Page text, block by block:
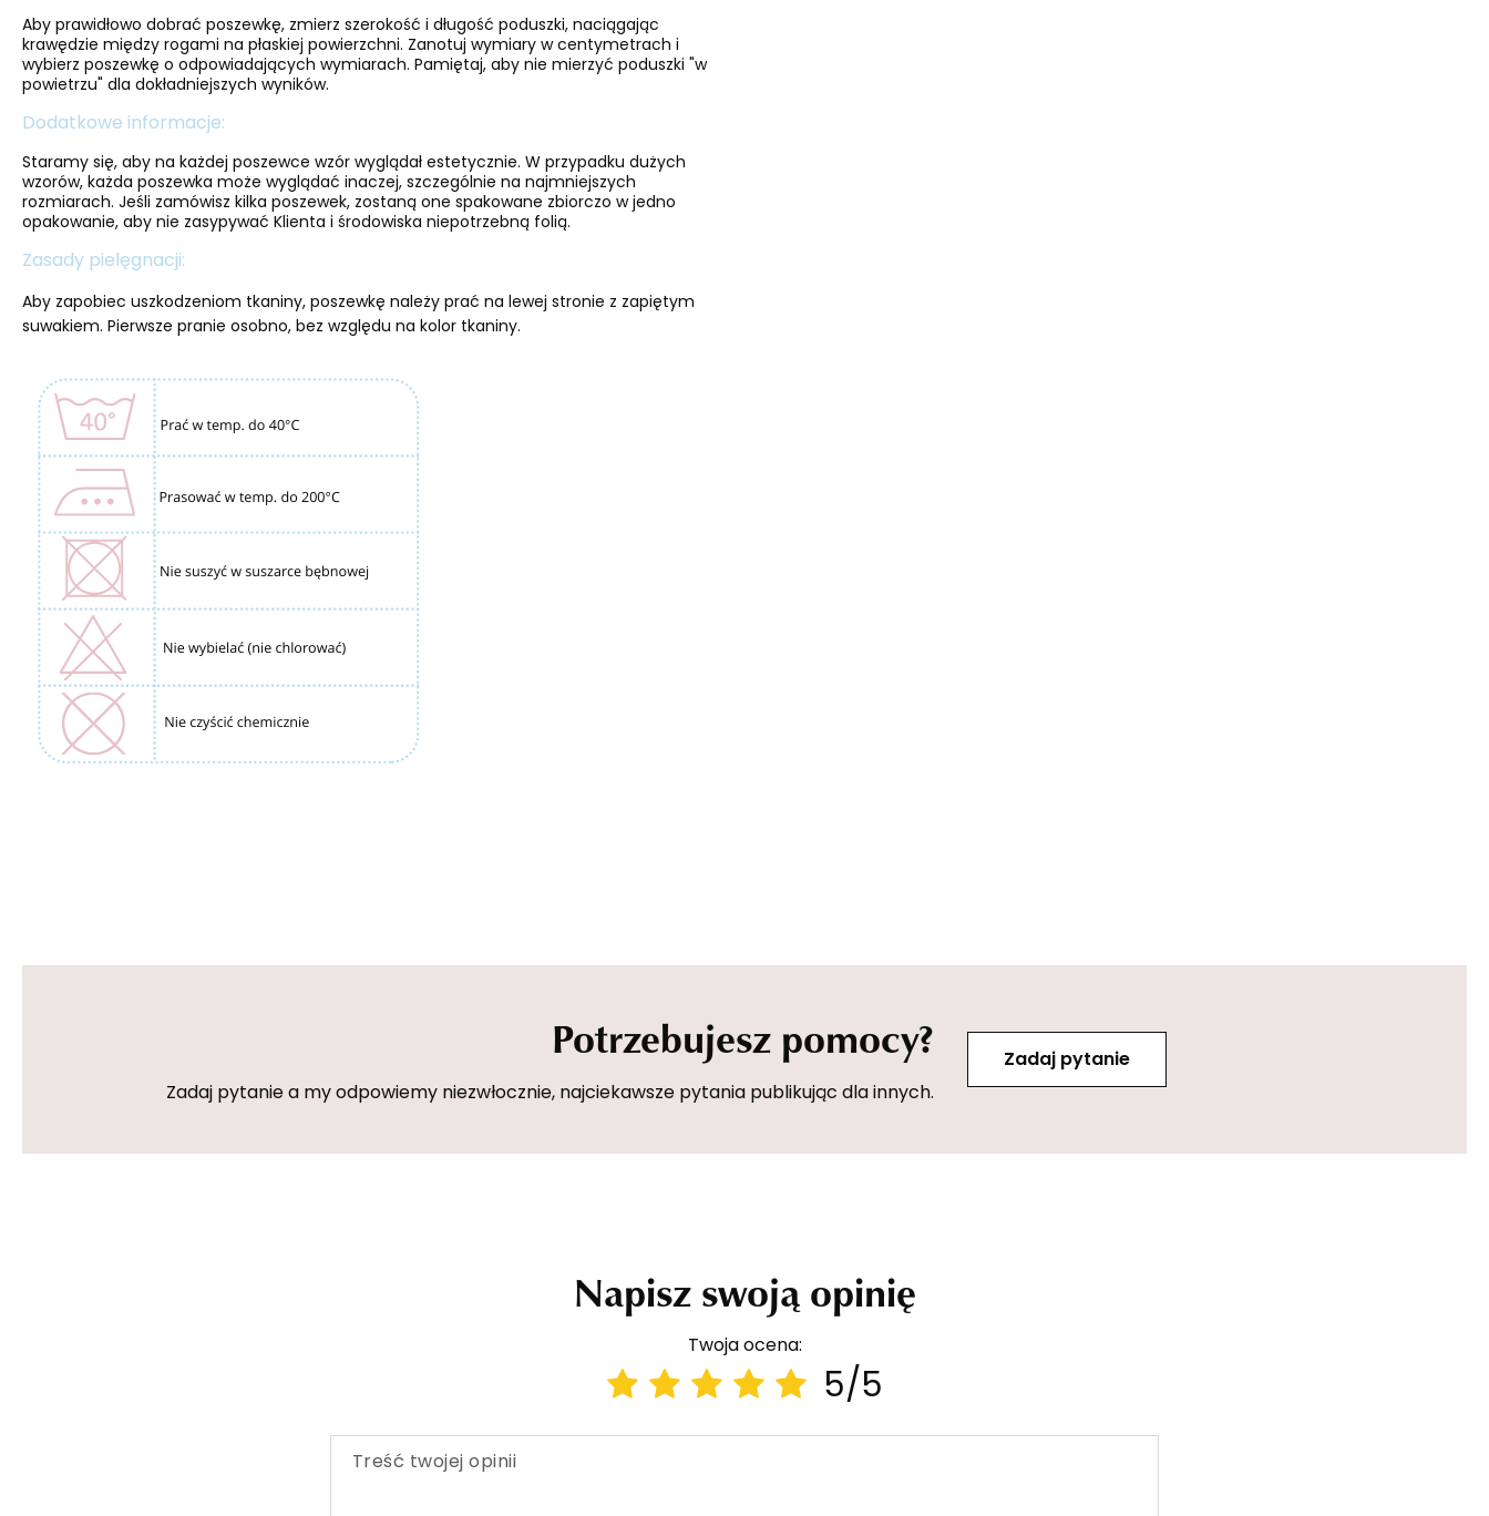
Aby prawidłowo dobrać poszewkę, zmierz szerokość i długość poduszki, naciągając
krawędzie między rogami na płaskiej powierzchni. Zanotuj wymiary w centymetrach i
wybierz poszewkę o odpowiadających wymiarach. Pamiętaj, aby nie mierzyć poduszki "w
powietrzu" dla dokładniejszych wyników.
Dodatkowe informacje:
Staramy się, aby na każdej poszewce wzór wyglądał estetycznie. W przypadku dużych
wzorów, każda poszewka może wyglądać inaczej, szczególnie na najmniejszych
rozmiarach. Jeśli zamówisz kilka poszewek, zostaną one spakowane zbiorczo w jedno
opakowanie, aby nie zasypywać Klienta i środowiska niepotrzebną folią.
Zasady pielęgnacji:
Aby zapobiec uszkodzeniom tkaniny, poszewkę należy prać na lewej stronie z zapiętym
suwakiem. Pierwsze pranie osobno, bez względu na kolor tkaniny.
Potrzebujesz pomocy?
Zadaj pytanie a my odpowiemy niezwłocznie, najciekawsze pytania publikując dla innych.
Zadaj pytanie
Napisz swoją opinię
Twoja ocena:
5/5
Treść twojej opinii